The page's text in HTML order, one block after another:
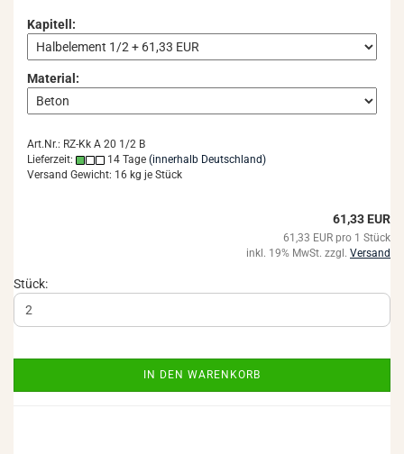
Kapitell:
Material:
Art.Nr.: RZ-Kk A 20 1/2 B
Lieferzeit:
14 Tage (innerhalb Deutschland)
Versand Gewicht: 16 kg je Stück
61,33 EUR
61,33 EUR pro 1 Stück
inkl. 19% MwSt. zzgl. Versand
Stück:
IN DEN WARENKORB